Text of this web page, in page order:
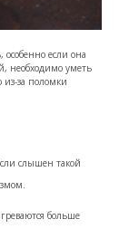
если она
необходимо уметь
из-за поломки
слышен такой
больше